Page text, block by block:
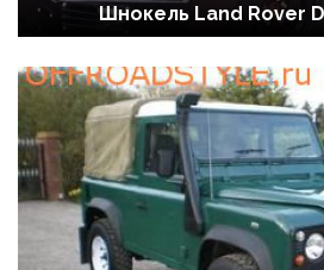
Шнокель Land Rover